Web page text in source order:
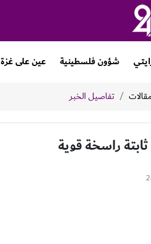
شؤون فلسطينية عين على غزة
تفاصيل الخبر
راسخة قوية